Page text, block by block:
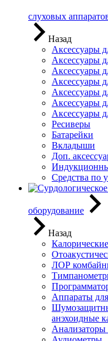
слуховых
Назад
Аксессуары
Аксессуары
Аксессуары
Аксессуары
Аксессуары
Аксессуары
Аксессуары
Ресиверы
Батарейки
Вкладыши
Доп.
Средства по
оборудование
Назад
ЛОР
Аппараты
анэхоидные
Анализаторы